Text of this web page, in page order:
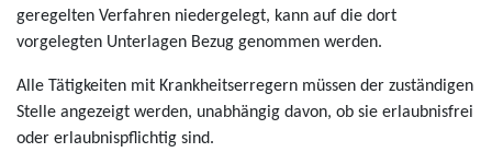
geregelten Verfahren niedergelegt, kann auf die dort
vorgelegten Unterlagen Bezug genommen werden.
Alle Tätigkeiten mit Krankheitserregern müssen der zuständigen
Stelle angezeigt werden, unabhängig davon, ob sie erlaubnisfrei
oder erlaubnispflichtig sind.